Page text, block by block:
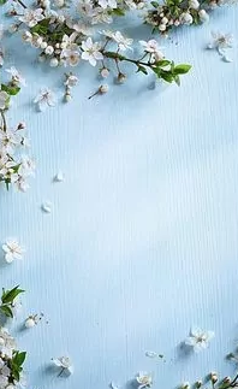
рост, экология,